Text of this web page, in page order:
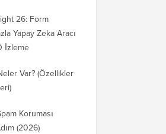
26: Form
Yapay Zeka Aracı
İzleme
Var? (Özellikler
Koruması
(2026)